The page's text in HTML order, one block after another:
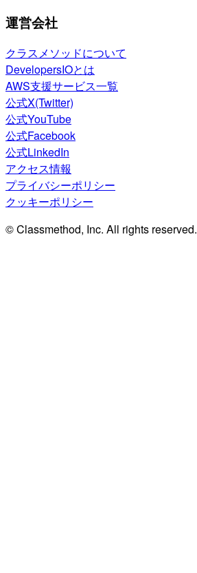
運営会社
クラスメソッドについて
DevelopersIOとは
AWS支援サービス一覧
公式X(Twitter)
公式YouTube
公式Facebook
公式LinkedIn
アクセス情報
プライバシーポリシー
クッキーポリシー
© Classmethod, Inc. All rights reserved.